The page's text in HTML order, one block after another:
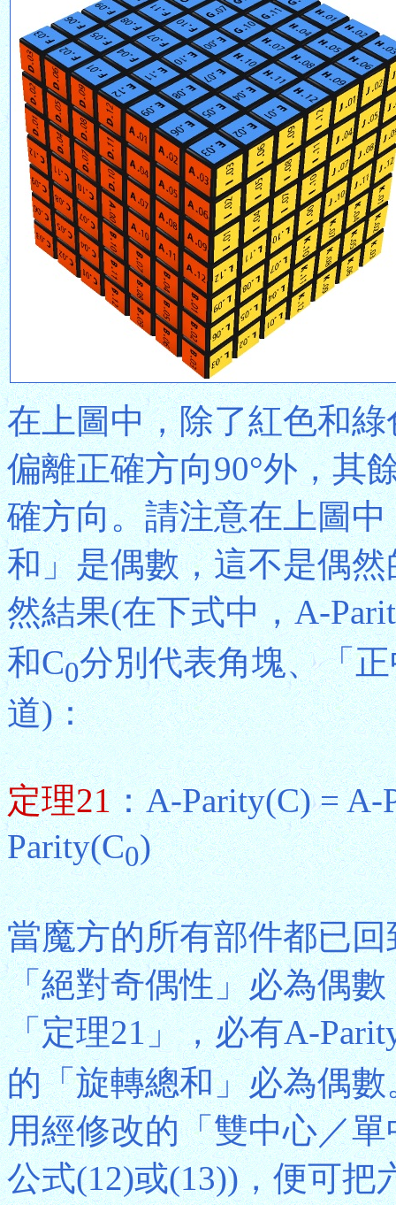
在上圖中，除了紅色和
偏離正確方向90°外，其
確方向。請注意在上圖
和」是偶數，這不是偶
然結果(在下式中，A-
和C0分別代表角塊、「
道)：
定理21：A-Parity(C) = A-
Parity(C0)
當魔方的所有部件都已
「絕對奇偶性」必為偶
「定理21」，必有A-
的「旋轉總和」必為偶
用經修改的「雙中心／
公式(12)或(13))，便可把